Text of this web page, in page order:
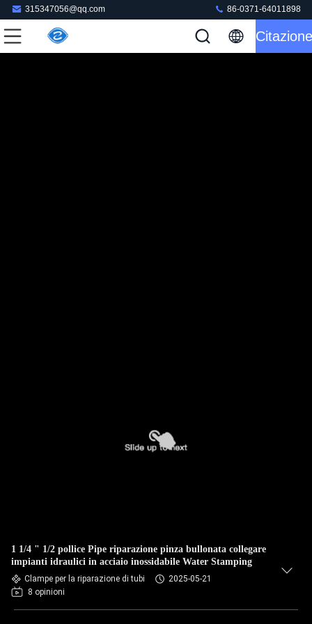
315347056@qq.com 86-0371-64011898
Citazione
1 1/4 " 1/2 pollice Pipe riparazione pinza bullonata collegare
impianti idraulici in acciaio inossidabile Water Stamping
Clampe per la riparazione di tubi
2025-05-21
8 opinioni